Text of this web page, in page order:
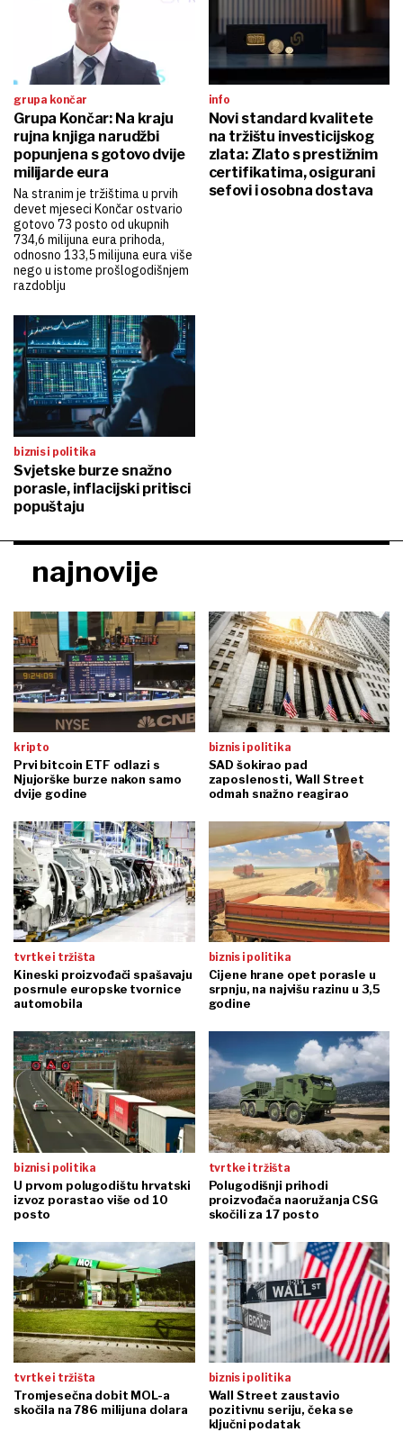
grupa končar
Grupa Končar: Na kraju
rujna knjiga narudžbi
popunjena s gotovo dvije
milijarde eura
Na stranim je tržištima u prvih
devet mjeseci Končar ostvario
gotovo 73 posto od ukupnih
734,6 milijuna eura prihoda,
odnosno 133,5 milijuna eura više
nego u istome prošlogodišnjem
razdoblju
info
Novi standard kvalitete
na tržištu investicijskog
zlata: Zlato s prestižnim
certifikatima, osigurani
sefovi i osobna dostava
biznis i politika
Svjetske burze snažno
porasle, inflacijski pritisci
popuštaju
najnovije
kripto
Prvi bitcoin ETF odlazi s
Njujorške burze nakon samo
dvije godine
biznis i politika
SAD šokirao pad
zaposlenosti, Wall Street
odmah snažno reagirao
tvrtke i tržišta
Kineski proizvođači spašavaju
posrnule europske tvornice
automobila
biznis i politika
Cijene hrane opet porasle u
srpnju, na najvišu razinu u 3,5
godine
biznis i politika
U prvom polugodištu hrvatski
izvoz porastao više od 10
posto
tvrtke i tržišta
Polugodišnji prihodi
proizvođača naoružanja CSG
skočili za 17 posto
tvrtke i tržišta
Tromjesečna dobit MOL-a
skočila na 786 milijuna dolara
biznis i politika
Wall Street zaustavio
pozitivnu seriju, čeka se
ključni podatak